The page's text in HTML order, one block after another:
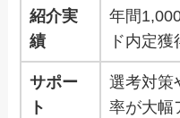
紹介実
績
年間
ド内定獲
サポー
ト
選考対策
率が大幅